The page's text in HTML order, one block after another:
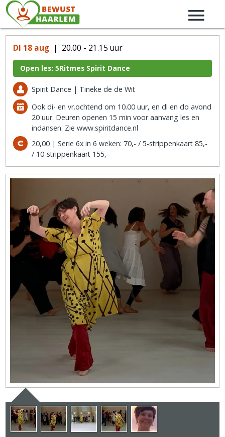
DI 18 aug | 20.00 - 21.15 uur
Open les: 5Ritmes Spirit Dance
Spirit Dance | Tineke de de Wit
Ook di- en vr.ochtend om 10.00 uur, en di en do avond
20 uur. Deuren openen 15 min voor aanvang les en
indansen. Zie www.spiritdance.nl
20,00 | Serie 6x in 6 weken: 70,- / 5-strippenkaart 85,-
/ 10-strippenkaart 155,-